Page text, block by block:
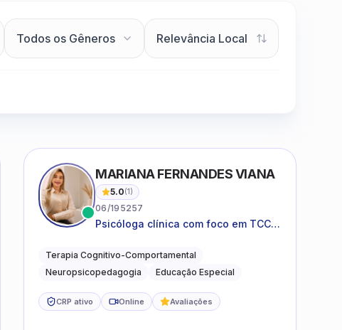
MARIANA FERNANDES VIANA
5.0(1)
06/195257
Psicóloga clínica com foco em TCC,
acompanhamento do
neurodesenvolvimento.
Terapia Cognitivo-Comportamental
Neuropsicopedagogia
Educação Especial
CRP ativo Online Avaliações